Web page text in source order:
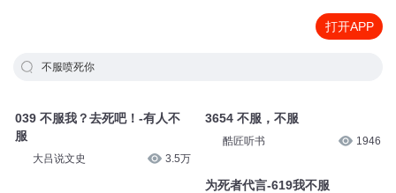
打开APP
不服喷死你
039 不服我？去死吧！-有人不
服
大吕说文史 3.5万
3654 不服，不服
酷匠听书 1946
为死者代言-619我不服